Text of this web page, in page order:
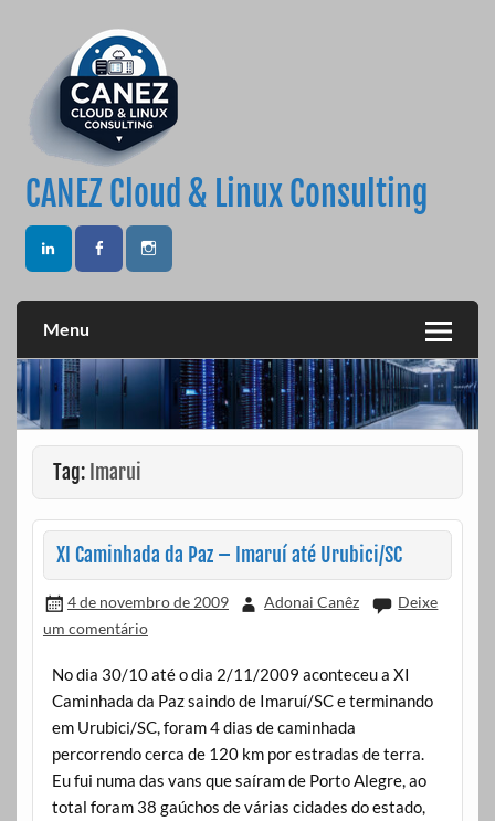
CANEZ Cloud & Linux Consulting
Menu
Tag: Imarui
XI Caminhada da Paz – Imaruí até Urubici/SC
4 de novembro de 2009 Adonai Canêz
Deixe
um comentário
No dia 30/10 até o dia 2/11/2009 aconteceu a XI
Caminhada da Paz saindo de Imaruí/SC e terminando
em Urubici/SC, foram 4 dias de caminhada
percorrendo cerca de 120 km por estradas de terra.
Eu fui numa das vans que saíram de Porto Alegre, ao
total foram 38 gaúchos de várias cidades do estado,